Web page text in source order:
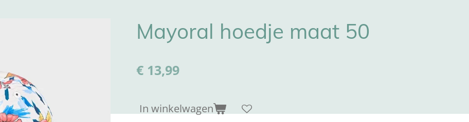
Mayoral hoedje maat 50
€ 13,99
In winkelwagen